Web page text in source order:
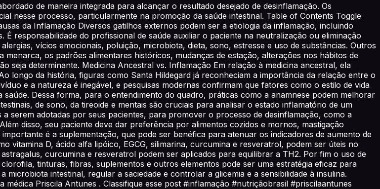
de maneira integrada para alcançar o resultado desejado de desinflamação. Os
nesse processo, particularmente na promoção da saúde intestinal. Table of Contents Toggle
da Inflamação Diversos gatilhos externos podem ser a etiologia da inflamação, incluindo
responsabilidade do profissional de saúde auxiliar o paciente na neutralização ou eliminação
vícios emocionais, poluição, microbiota, dieta, sono, estresse e uso de substâncias. Outros
os padrões alimentares históricos, mudanças de estação, alterações nos hábitos de
seja determinante. Medicina Ancestral vs. Inflamação Em relação à medicina ancestral, ela
longo da história, figuras como Santa Hildegard já reconheciam a importância da relação entre o
e a natureza é inegável, e pesquisas modernas confirmam que fatores como o estilo de vida
Dessa forma, para o entendimento do quadro, práticas como a anamnese podem melhorar
de sono, da tireoide e mentais são cruciais para analisar o estado inflamatório de um
serem adotadas por seus pacientes, para promover o processo de desinflamação, como a
disso, seu paciente deve dar preferência por alimentos cozidos e mornos, mastigação
é a suplementação, que pode ser benéfica para atenuar os indicadores de aumento de
vitamina D, ácido alfa lipóico, EGCG, silimarina, curcumina e resveratrol, podem ser úteis no
curcumina e resveratrol podem ser aplicados para equilibrar a TH2. Por fim o uso de
tinturas, fibras, suplementos e outros elementos pode ser uma estratégia eficaz para
intestinal, regular a saciedade e controlar a glicemia e a sensibilidade à insulina.
Priscila Antunes . Classifique esse post #inflamação #nutriçãobrasil #priscilaantunes